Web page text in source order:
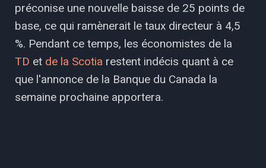
préconise une nouvelle baisse de 25 points de
base, ce qui ramènerait le taux directeur à 4,5
%. Pendant ce temps, les économistes de la
TD et de la Scotia restent indécis quant à ce
que l'annonce de la Banque du Canada la
semaine prochaine apportera.